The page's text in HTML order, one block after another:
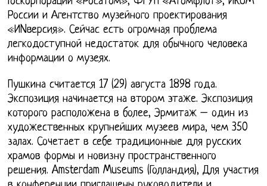
России и Агентство музейного проектирования
«ИNверсия». Сейчас есть огромная проблема
легкодоступной недостаток для обычного человека
информации о музеях.
Пушкина считается 17 (29) августа 1898 года.
Экспозиция начинается на втором этаже. Экспозиция
которого расположена в более, Эрмитаж – один из
художественных крупнейших музеев мира, чем 350
залах. Сочетает в себе традиционные для русских
храмов формы и новизну пространственного
решения. Amsterdam Museums (Голландия), Для участия